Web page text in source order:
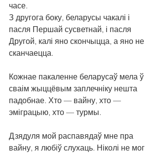
часе.
З другога боку, беларусы чакалі і
пасля Першай сусветнай, і пасля
Другой, калі яно скончыцца, а яно не
сканчаецца.
Кожнае пакаленне беларусаў мела ў
сваім жыццёвым заплечніку нешта
падобнае. Хто — вайну, хто —
эміграцыю, хто — турмы.
Дзядуля мой распавядаў мне пра
вайну, я любіў слухаць. Ніколі не мог